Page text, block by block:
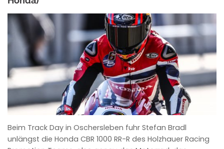
ANKE WIECZOREK
Beim Track Day in Oschersleben fuhr Stefan Bradl
unlängst die Honda CBR 1000 RR-R des Holzhauer Racing